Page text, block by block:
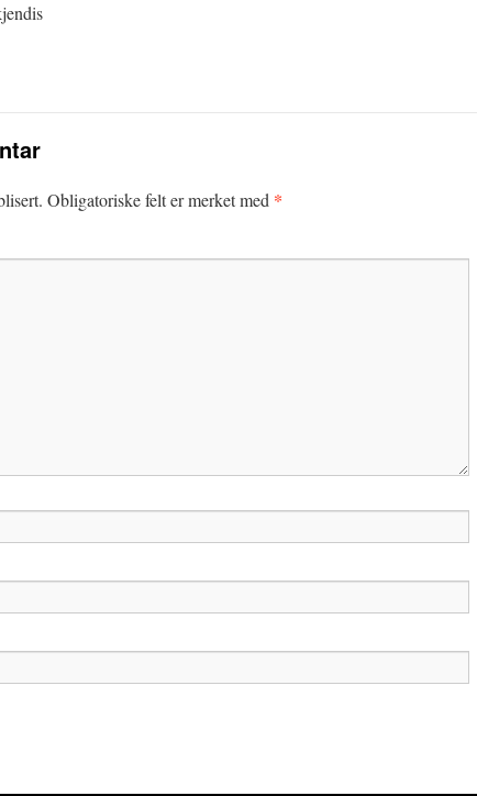
Obligatoriske felt er merket med *